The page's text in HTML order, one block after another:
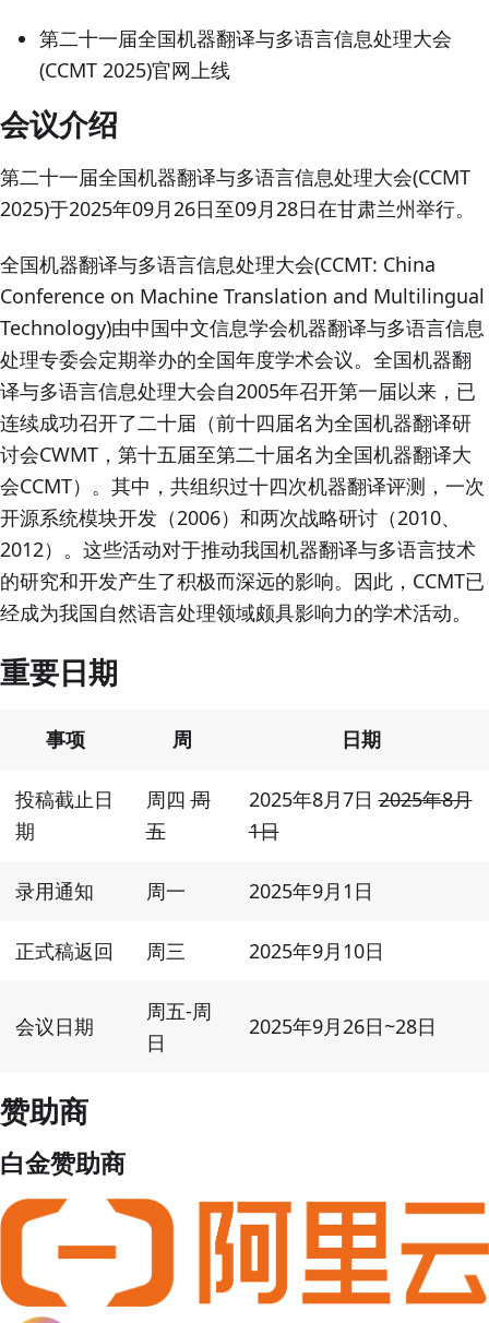
第二十一届全国机器翻译与多语言信息处理大会
(CCMT 2025)官网上线
会议介绍
第二十一届全国机器翻译与多语言信息处理大会(CCMT
2025)于2025年09月26日至09月28日在甘肃兰州举行。
全国机器翻译与多语言信息处理大会(CCMT: China
Conference on Machine Translation and Multilingual
Technology)由中国中文信息学会机器翻译与多语言信息
处理专委会定期举办的全国年度学术会议。全国机器翻
译与多语言信息处理大会自2005年召开第一届以来，已
连续成功召开了二十届（前十四届名为全国机器翻译研
讨会CWMT，第十五届至第二十届名为全国机器翻译大
会CCMT）。其中，共组织过十四次机器翻译评测，一次
开源系统模块开发（2006）和两次战略研讨（2010、
2012）。这些活动对于推动我国机器翻译与多语言技术
的研究和开发产生了积极而深远的影响。因此，CCMT已
经成为我国自然语言处理领域颇具影响力的学术活动。
重要日期
事项 周 日期
投稿截止日
期
周四周
五
2025年8月7日2025年8月
1日
录用通知 周一 2025年9月1日
正式稿返回 周三 2025年9月10日
会议日期
周五-周
日
2025年9月26日~28日
赞助商
白金赞助商